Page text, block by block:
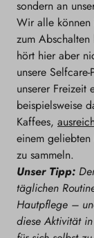
sondern an
Wir alle
zum
hört hier aber
unsere
unserer Freizeit
beispielsweise
Kaffees,
einem geliebten
zu sammeln.
Unser Tipp:
täglichen
Hautpflege –
diese Aktivität